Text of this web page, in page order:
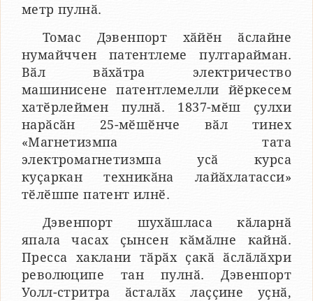
метр пулнӑ.
Томас Дэвенпорт хӑйӗн ӑслайне
нумайччен патентлеме пултарайман.
Вӑл вӑхӑтра электричество
машинисене патентлемелли йӗркесем
хатӗрлеймен пулнӑ. 1837-мӗш ҫулхи
нарӑсӑн 25-мӗшӗнче вӑл тинех
«Магнетизмпа тата
электромагнетизмпа усӑ курса
куҫаркан техникӑна лайӑхлатасси»
тӗлӗшпе патент илнӗ.
Дэвенпорт шухӑшласа кӑларнӑ
япала часах ҫынсен кӑмӑлне кайнӑ.
Пресса хаклани тӑрӑх ҫакӑ ӑслӑлӑхри
революципе тан пулнӑ. Дэвенпорт
Уолл-стритра ӑсталӑх лаҫҫине уҫнӑ,